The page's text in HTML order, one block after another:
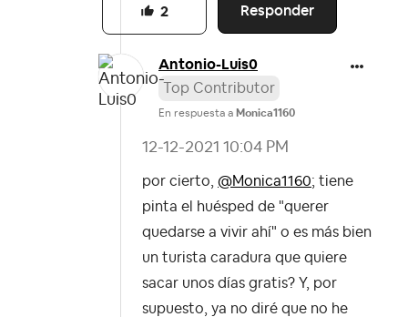
Responder
2
Antonio-Luis0
Top Contributor
En respuesta a Monica1160
‎12-12-2021 10:04 PM
por cierto, @Monica1160; tiene
pinta el huésped de "querer
quedarse a vivir ahí" o es más bien
un turista caradura que quiere
sacar unos días gratis? Y, por
supuesto, ya no diré que no he